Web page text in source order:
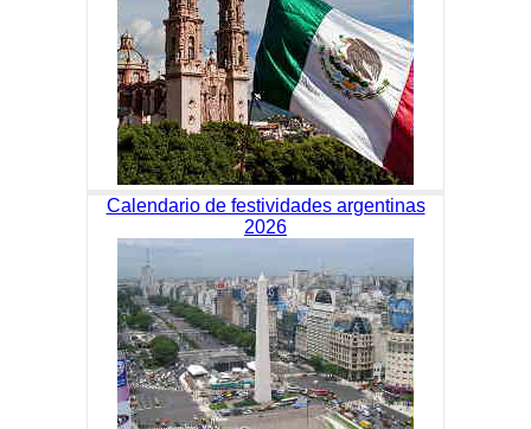
Calendario de festividades argentinas
2026